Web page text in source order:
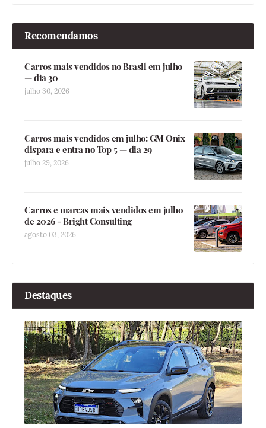
Recomendamos
Carros mais vendidos no Brasil em julho
— dia 30
julho 30, 2026
Carros mais vendidos em julho: GM Onix
dispara e entra no Top 5 — dia 29
julho 29, 2026
Carros e marcas mais vendidos em julho
de 2026 - Bright Consulting
agosto 03, 2026
Destaques